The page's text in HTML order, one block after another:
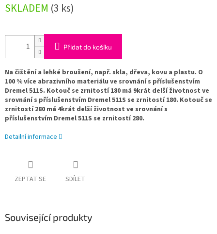
cena:
SKLADEM (3 ks)
Přidat do košíku
Na čištění a lehké broušení, např. skla, dřeva, kovu a plastu. O
100 % více abrazivního materiálu ve srovnání s příslušenstvím
Dremel 511S. Kotouč se zrnitostí 180 má 9krát delší životnost ve
srovnání s příslušenstvím Dremel 511S se zrnitostí 180. Kotouč se
zrnitostí 280 má 4krát delší životnost ve srovnání s
příslušenstvím Dremel 511S se zrnitostí 280.
Detailní informace
ZEPTAT SE SDÍLET
Související produkty